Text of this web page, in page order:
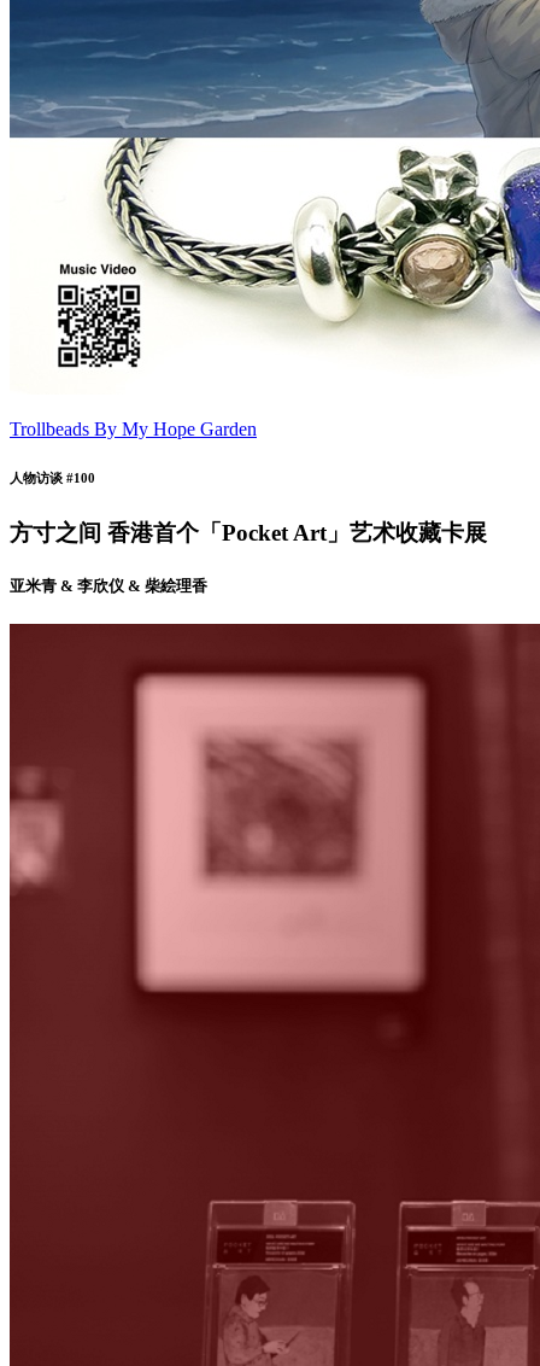
Trollbeads By My Hope Garden
人物访谈 #100
方寸之间 香港首个「Pocket Art」艺术收藏卡展
亚米青 & 李欣仪 & 柴絵理香